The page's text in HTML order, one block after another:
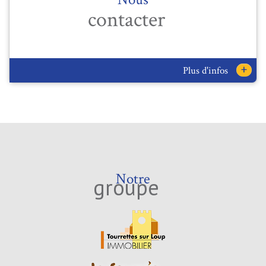
contacter
Plus d'infos +
Notre
groupe